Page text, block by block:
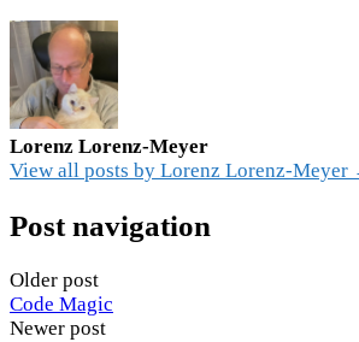
Lorenz Lorenz-Meyer
View all posts by Lorenz Lorenz-Meyer
Post navigation
Older post
Code Magic
Newer post